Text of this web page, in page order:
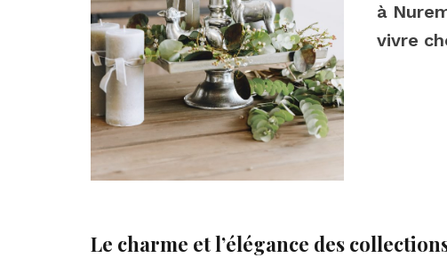
à
vivre
Le charme et l’élégance des